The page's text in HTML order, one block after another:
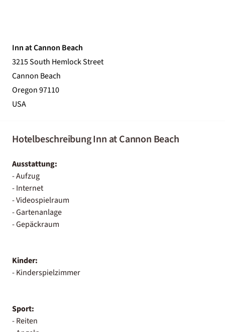
Inn at Cannon Beach
3215 South Hemlock Street
Cannon Beach
Oregon 97110
USA
Hotelbeschreibung Inn at Cannon Beach
Ausstattung:
- Aufzug
- Internet
- Videospielraum
- Gartenanlage
- Gepäckraum
Kinder:
- Kinderspielzimmer
Sport:
- Reiten